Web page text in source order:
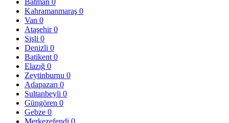
Kahramanmaraş 0
Van 0
Ataşehir0
Şişli 0
Denizli 0
Batikent 0
Elazığ 0
Zeytinburnu 0
Adapazarı 0
Sultanbeyli 0
Güngören 0
Gebze 0
Merkezefendi 0